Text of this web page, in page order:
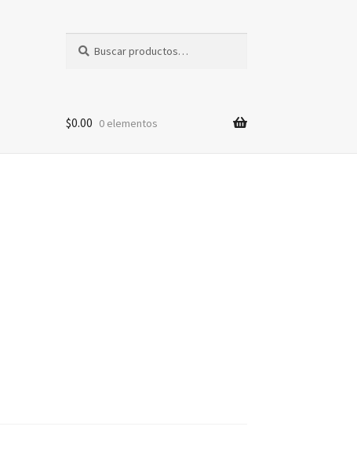
por:
$0.00 0 elementos